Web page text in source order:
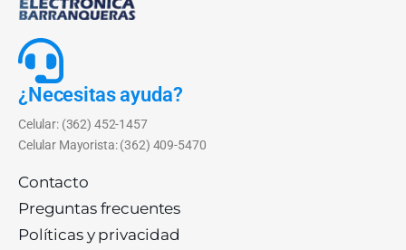
¿Necesitas ayuda?
Celular: (362) 452-1457
Celular Mayorista: (362) 409-5470
Contacto
Preguntas frecuentes
Políticas y privacidad